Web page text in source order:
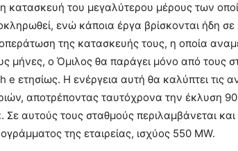
η κατασκευή του μεγαλύτερου μέρους των
ενώ κάποια έργα βρίσκονται ήδη σε
της κατασκευής τους, η οποία
μήνες, ο Όμιλος θα παράγει μόνο από τους
e ετησίως. Η ενέργεια αυτή θα καλύπτει τις
αποτρέποντας ταυτόχρονα την έκλυση
Σε αυτούς τους σταθμούς περιλαμβάνεται
της εταιρείας, ισχύος 550 MW.